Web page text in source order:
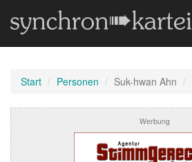
Start Personen Suk-hwan Ahn
Werbung